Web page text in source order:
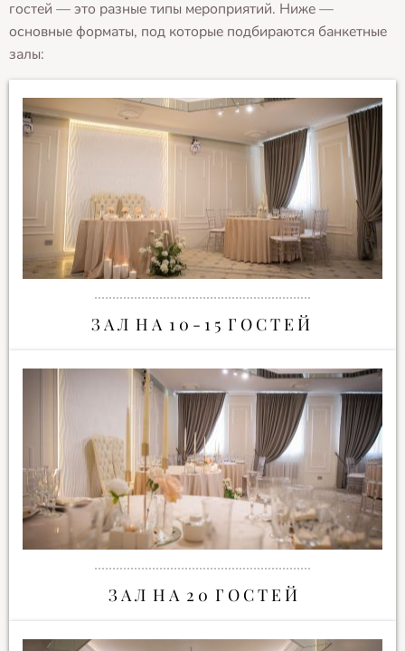
гостей — это разные типы мероприятий. Ниже —
основные форматы, под которые подбираются банкетные
залы:
З А Л Н А 1 0 - 1 5 Г О С Т Е Й
З А Л Н А 2 0 Г О С Т Е Й